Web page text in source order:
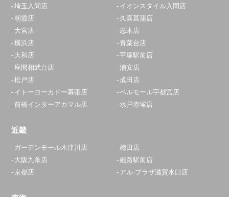
埼玉入間店
イオンスタイル入間店
朝霞店
久喜菖蒲店
大宮店
志木店
横浜店
青葉台店
大和店
平塚駅前店
座間相武台店
浦安店
松戸店
成田店
イトーヨーカドー幕張店
ベルモール宇都宮店
前橋インターアカマル店
水戸赤塚店
近畿
ガーデンモール木津川店
梅田店
大阪九条店
姫路駅前店
京都店
アル·プラザ滋賀水口店